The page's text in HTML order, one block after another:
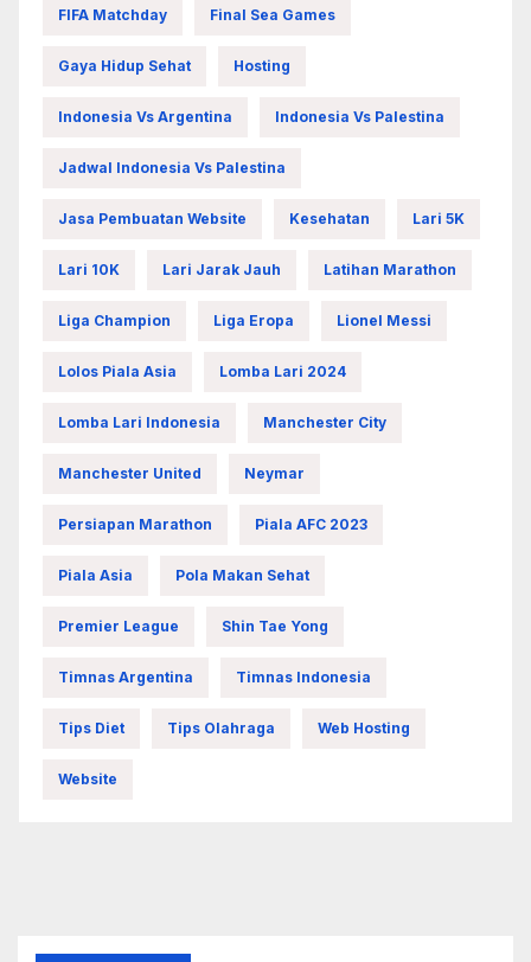
FIFA Matchday Final Sea Games
Gaya Hidup Sehat Hosting
Indonesia Vs Argentina Indonesia Vs Palestina
Jadwal Indonesia Vs Palestina
Jasa Pembuatan Website Kesehatan Lari 5K
Lari 10K Lari Jarak Jauh Latihan Marathon
Liga Champion Liga Eropa Lionel Messi
Lolos Piala Asia Lomba Lari 2024
Lomba Lari Indonesia Manchester City
Manchester United Neymar
Persiapan Marathon Piala AFC 2023
Piala Asia Pola Makan Sehat
Premier League Shin Tae Yong
Timnas Argentina Timnas Indonesia
Tips Diet Tips Olahraga Web Hosting
Website